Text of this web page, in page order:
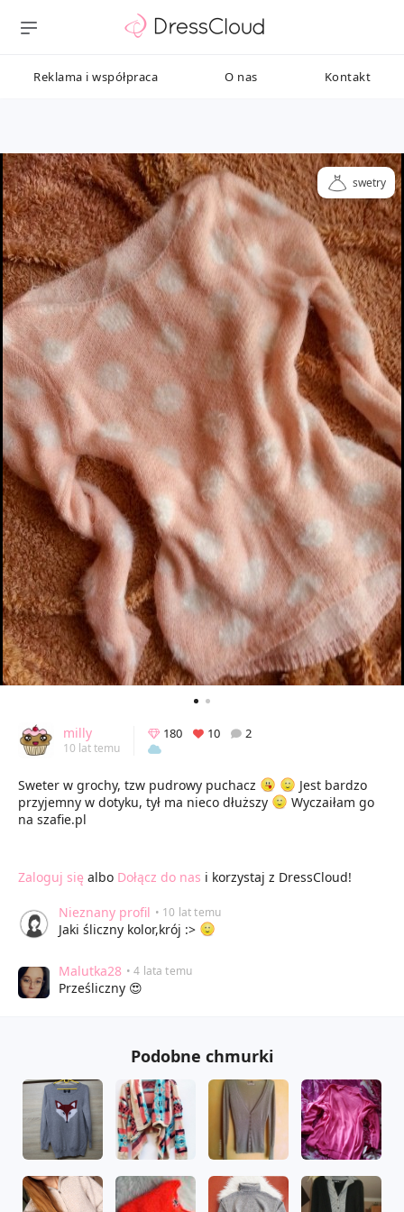
Reklama i współpraca O nas Kontakt
swetry
milly
10 lat temu
180 10 2
Sweter w grochy, tzw pudrowy puchacz
Jest bardzo
przyjemny w dotyku, tył ma nieco dłuższy
Wyczaiłam go
na szafie.pl
Zaloguj się albo Dołącz do nas i korzystaj z DressCloud!
Nieznany profil • 10 lat temu
Jaki śliczny kolor,krój :>
Malutka28 • 4 lata temu
Prześliczny 😍
Podobne chmurki